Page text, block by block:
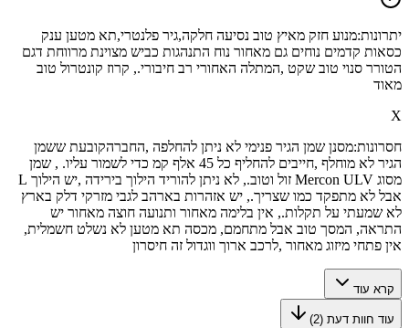
יתרונות:מנוע חזק מאיץ טוב נסיעה חלקה,גיר פלנטרי,תא מטען ענק
כסאות קדמים נוחים גם מאחור נוח התנהגות כביש מצוינת מרווחת דגם
הטורר סנוי טוב שקט ,המתלה האחורי רב חיבורי., קרוז קונטרול טוב
מאוד
X
חסרונות:מסנן שמן הגיר פנימי לא ניתן להחלפה ,החברהקובעת ששמן
הגיר לא מוחלף ,חייבים להחליף כל 45 אלף קמ כדי לשמור עליו. , שמן
מסוג Mercon ULV זול וטוב., לא ניתן להוריד הילוך בירידה ,יש הילוך L
אבל לא מתפקד כמו שצריך., יש אזהרות בארהב לגבי מזרקי דלק בארץ
לא שמעתי על תקלות., אין בלימה מאחור ותנועה חוצה מאחור יש
התראה, המסך טוב אבל מתחמם, מכסה תא מטען לא נשלט חשמלית,
אין פתחי מיזוג מאחור ,לרכב ארוך ווגדול זה חיסרון
קרא עוד
עוד חוות דעת (2
)